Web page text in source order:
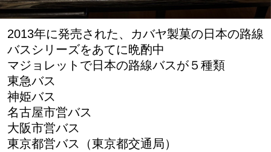
2013年に発売された、カバヤ製菓の日本の路線
バスシリーズをあてに晩酌中
マジョレットで日本の路線バスが５種類
東急バス
神姫バス
名古屋市営バス
大阪市営バス
東京都営バス（東京都交通局）